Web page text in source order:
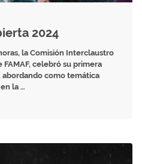
2024
la Comisión Interclaustro
FAMAF, celebró su primera
abordando como temática
la …